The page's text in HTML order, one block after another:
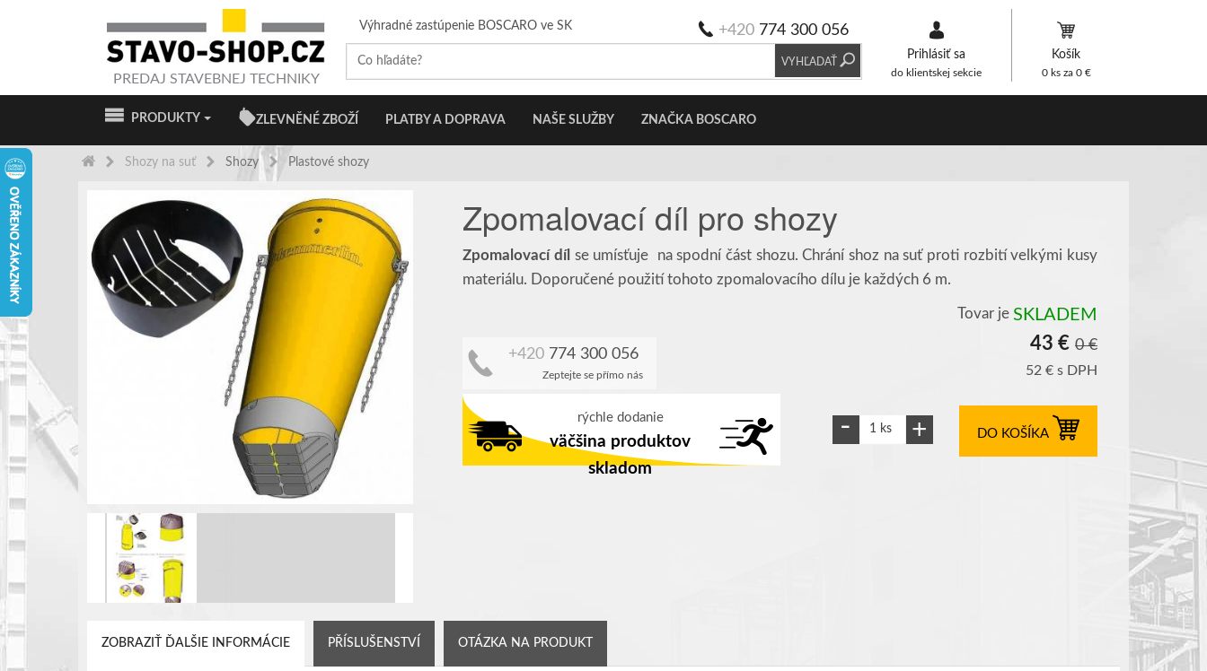
PREDAJ STAVEBNEJ TECHNIKY
Prihlásiť sa
do klientskej sekcie
Košík
0 ks za 0 €
Výhradné zastúpenie BOSCARO ve SK +420774 300 056
VYHĽADAŤ
PRODUKTY ZLEVNĚNÉ ZBOŽÍ PLATBY A DOPRAVA NAŠE SLUŽBY ZNAČKA BOSCARO
Shozy na suť Shozy Plastové shozy
Zpomalovací díl pro shozy
Zpomalovací díl se umísťuje na spodní část shozu. Chrání shoz na suť proti rozbití velkými kusy
materiálu. Doporučené použití tohoto zpomalovacího dílu je každých 6 m.
Tovar je SKLADEM
+420 774 300 056
Zeptejte se přímo nás
43 € 0 €
52 € s DPH
rýchle dodanie
väčšina produktov
skladom
DO KOŠÍKA
ZOBRAZIŤ ĎALŠIE INFORMÁCIE PŘÍSLUŠENSTVÍ OTÁZKA NA PRODUKT